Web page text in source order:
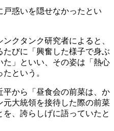
惑いを隠せなかったとい
クタンク研究者によると、
びに「興奮した様子で身ぶ
た」といい、その姿は「熱心
という。
平から「昼食会の前菜は、か
大統領を接待した際の前菜
、誇らしげに語っていたと